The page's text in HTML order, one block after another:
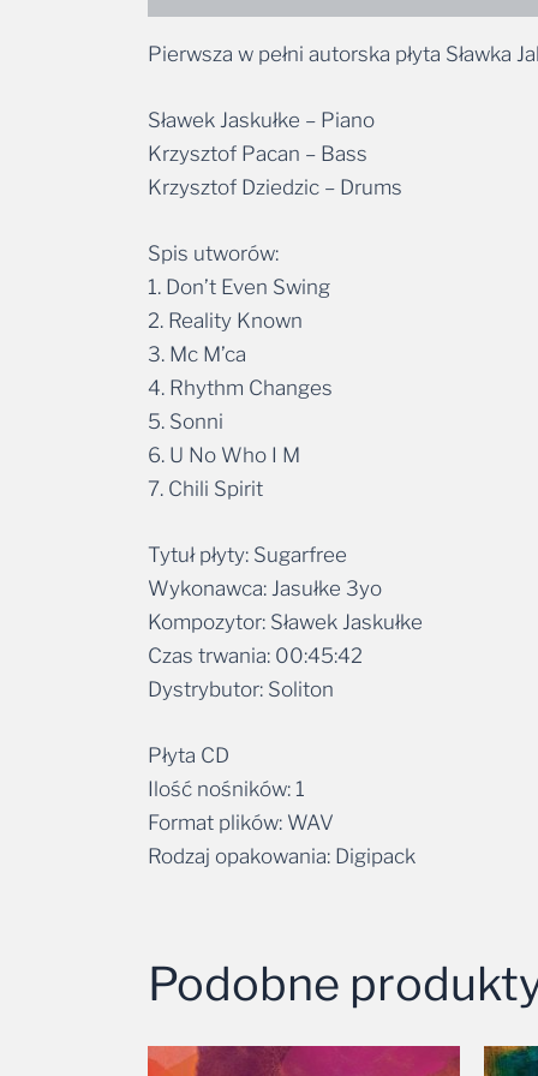
Pierwsza w pełni autorska płyta
Sławek Jaskułke – Piano
Krzysztof Pacan – Bass
Krzysztof Dziedzic – Drums
Spis utworów:
1. Don’t Even Swing
2. Reality Known
3. Mc M’ca
4. Rhythm Changes
5. Sonni
6. U No Who I M
7. Chili Spirit
Tytuł płyty: Sugarfree
Wykonawca: Jasułke 3yo
Kompozytor: Sławek Jaskułke
Czas trwania: 00:45:42
Dystrybutor: Soliton
Płyta CD
Ilość nośników: 1
Format plików: WAV
Rodzaj opakowania: Digipack
Podobne